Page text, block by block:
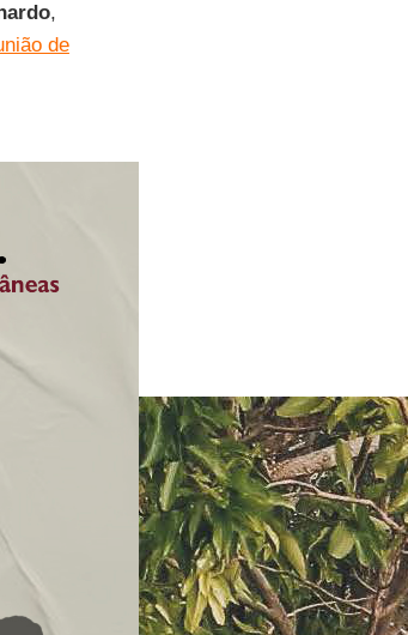
,
de